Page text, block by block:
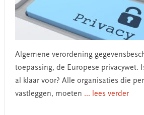
Algemene verordening
toepassing, de Europese privacywet.
al klaar voor? Alle organisaties die
vastleggen, moeten ... lees verder